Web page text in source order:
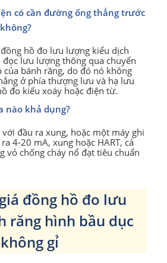
có cần đường ống thẳng trước
hồ đo lưu lượng kiểu dịch
đọc lưu lượng thông qua chuyển
bánh răng, do đó nó không
ở phía thượng lưu và hạ lưu
đo kiểu xoáy hoặc điện từ.
nào khả dụng?
đầu ra xung, hoặc một máy ghi
4-20 mA, xung hoặc HART, cả
vỏ chống cháy nổ đạt tiêu chuẩn
đồng hồ đo lưu
răng hình bầu dục
gỉ